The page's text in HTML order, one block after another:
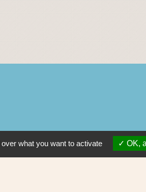
what you want to activate OK,